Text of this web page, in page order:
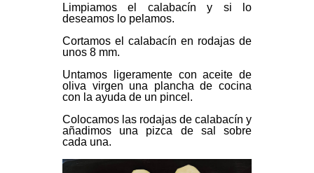
Limpiamos el calabacín y si lo
deseamos lo pelamos.
Cortamos el calabacín en rodajas de
unos 8 mm.
Untamos ligeramente con aceite de
oliva virgen una plancha de cocina
con la ayuda de un pincel.
Colocamos las rodajas de calabacín y
añadimos una pizca de sal sobre
cada una.